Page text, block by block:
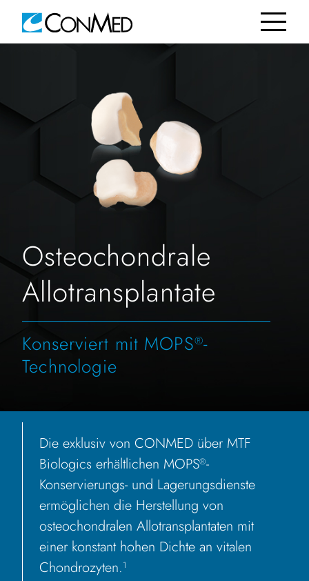
Osteochondrale
Allotransplantate
Konserviert mit MOPS®-
Technologie
Die exklusiv von CONMED über MTF
Biologics erhältlichen MOPS®-
Konservierungs- und Lagerungsdienste
ermöglichen die Herstellung von
osteochondralen Allotransplantaten mit
einer konstant hohen Dichte an vitalen
Chondrozyten.1